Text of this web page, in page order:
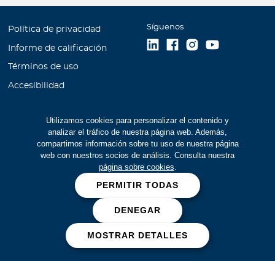
Utilizamos cookies para personalizar el contenido y
analizar el tráfico de nuestra página web. Además,
compartimos información sobre tu uso de nuestra página
web con nuestros socios de análisis. Consulta nuestra
página sobre cookies.
PERMITIR TODAS
DENEGAR
MOSTRAR DETALLES
Política de privacidad
Informe de calificación
Términos de uso
Accesibilidad
Mapa Web
Trabaje con Bupa
Cookies
Junta directiva, alta gerencia
y administración
Prevención de fraudes
Síguenos